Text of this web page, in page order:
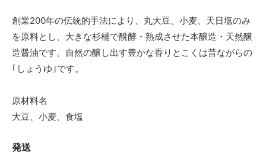
創業200年の伝統的手法により、丸大豆、小麦、天日塩のみ
を原料とし、大きな杉桶で醗酵・熟成させた本醸造・天然醸
造醤油です。自然の醸し出す豊かな香りとこくは昔ながらの
｢しょうゆ｣です。
原材料名
大豆、小麦、食塩
発送